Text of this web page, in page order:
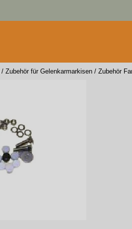
/ Zubehör für Gelenkarmarkisen / Zubehör